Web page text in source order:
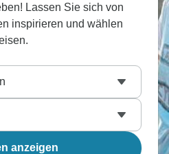
Lassen Sie sich von
inspirieren und wählen
anzeigen